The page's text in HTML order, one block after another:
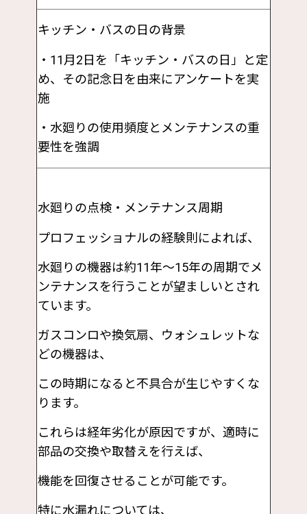
キッチン・バスの日の背景
・11月2日を「キッチン・バスの日」と定
め、その記念日を由来にアンケートを実
施
・水廻りの使用頻度とメンテナンスの重
要性を強調
水廻りの点検・メンテナンス周期
プロフェッショナルの経験則によれば、
水廻りの機器は約11年～15年の周期でメ
ンテナンスを行うことが望ましいとされ
ています。
ガスコンロや換気扇、ウォシュレットな
どの機器は、
この時期になると不具合が生じやすくな
ります。
これらは経年劣化が原因ですが、適時に
部品の交換や取替えを行えば、
機能を回復させることが可能です。
特に水漏れについては、